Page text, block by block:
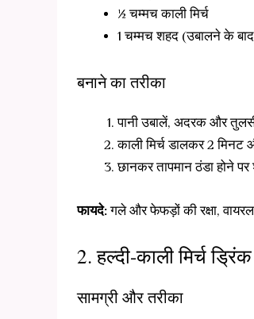
½ चम्मच काली मिर्च
1 चम्मच शहद (उबालने के
बनाने का तरीका
पानी उबालें, अदरक और
काली मिर्च डालकर 2 मिनट
छानकर तापमान ठंडा होने पर
फायदे:गले और फेफड़ों की रक्षा,
2. हल्दी-काली मिर्च
सामग्री और तरीका